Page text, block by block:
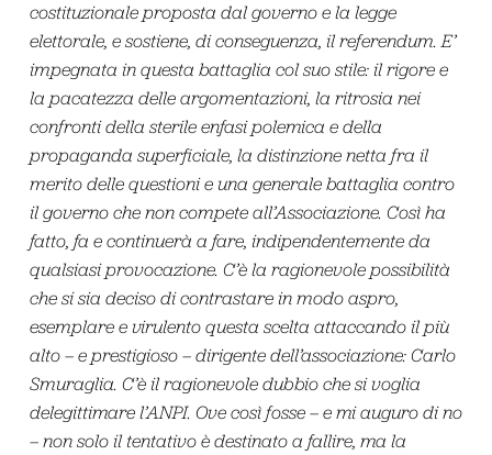
costituzionale proposta dal governo e la legge
elettorale, e sostiene, di conseguenza, il referendum. E’
impegnata in questa battaglia col suo stile: il rigore e
la pacatezza delle argomentazioni, la ritrosia nei
confronti della sterile enfasi polemica e della
propaganda superficiale, la distinzione netta fra il
merito delle questioni e una generale battaglia contro
il governo che non compete all’Associazione. Così ha
fatto, fa e continuerà a fare, indipendentemente da
qualsiasi provocazione. C’è la ragionevole possibilità
che si sia deciso di contrastare in modo aspro,
esemplare e virulento questa scelta attaccando il più
alto – e prestigioso – dirigente dell’associazione: Carlo
Smuraglia. C’è il ragionevole dubbio che si voglia
delegittimare l’ANPI. Ove così fosse – e mi auguro di no
– non solo il tentativo è destinato a fallire, ma la